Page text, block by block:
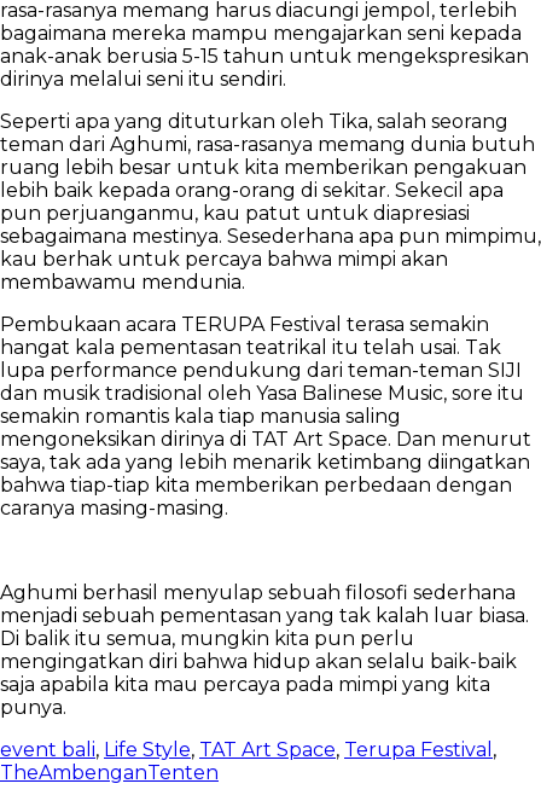
rasa-rasanya memang harus diacungi jempol, terlebih
bagaimana mereka mampu mengajarkan seni kepada
anak-anak berusia 5-15 tahun untuk mengekspresikan
dirinya melalui seni itu sendiri.
Seperti apa yang dituturkan oleh Tika, salah seorang
teman dari Aghumi, rasa-rasanya memang dunia butuh
ruang lebih besar untuk kita memberikan pengakuan
lebih baik kepada orang-orang di sekitar. Sekecil apa
pun perjuanganmu, kau patut untuk diapresiasi
sebagaimana mestinya. Sesederhana apa pun mimpimu,
kau berhak untuk percaya bahwa mimpi akan
membawamu mendunia.
Pembukaan acara TERUPA Festival terasa semakin
hangat kala pementasan teatrikal itu telah usai. Tak
lupa performance pendukung dari teman-teman SIJI
dan musik tradisional oleh Yasa Balinese Music, sore itu
semakin romantis kala tiap manusia saling
mengoneksikan dirinya di TAT Art Space. Dan menurut
saya, tak ada yang lebih menarik ketimbang diingatkan
bahwa tiap-tiap kita memberikan perbedaan dengan
caranya masing-masing.
Aghumi berhasil menyulap sebuah filosofi sederhana
menjadi sebuah pementasan yang tak kalah luar biasa.
Di balik itu semua, mungkin kita pun perlu
mengingatkan diri bahwa hidup akan selalu baik-baik
saja apabila kita mau percaya pada mimpi yang kita
punya.
event bali, Life Style, TAT Art Space, Terupa Festival ,
TheAmbenganTenten